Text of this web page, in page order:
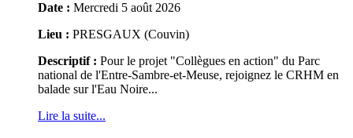
Date : Mercredi 5 août 2026
Lieu : PRESGAUX (Couvin)
Descriptif : Pour le projet "Collègues en action" du Parc
national de l'Entre-Sambre-et-Meuse, rejoignez le CRHM en
balade sur l'Eau Noire...
Lire la suite...